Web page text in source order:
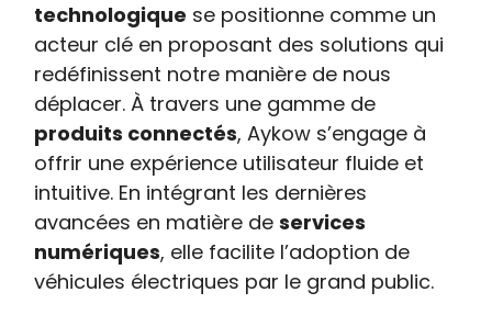
technologique se positionne comme un
acteur clé en proposant des solutions qui
redéfinissent notre manière de nous
déplacer. À travers une gamme de
produits connectés, Aykow s’engage à
offrir une expérience utilisateur fluide et
intuitive. En intégrant les dernières
avancées en matière deservices
numériques, elle facilite l’adoption de
véhicules électriques par le grand public.